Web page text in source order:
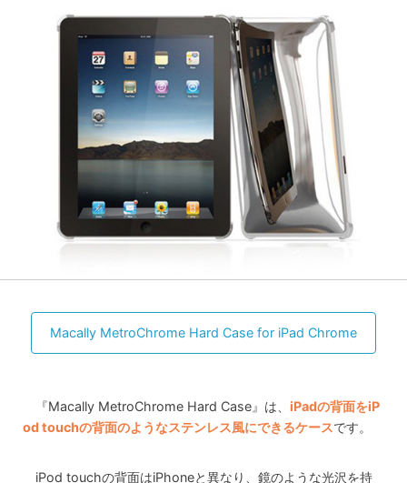
Macally MetroChrome Hard Case for iPad Chrome
『Macally MetroChrome Hard Case』は、iPadの背面をiP
od touchの背面のようなステンレス風にできるケースです。
iPod touchの背面はiPhoneと異なり、鏡のような光沢を持